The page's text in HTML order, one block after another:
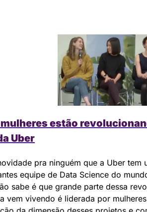
estão
Uber
pra ninguém que a Uber tem
equipe de Data Science do
sabe é que grande parte dessa
vem vivendo é liderada por